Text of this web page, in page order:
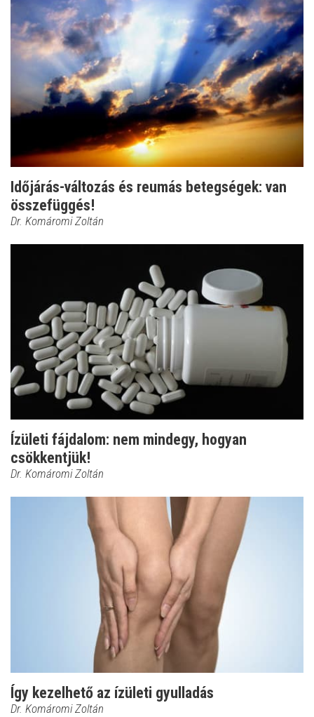
Időjárás-változás és reumás betegségek: van
összefüggés!
Dr. Komáromi Zoltán
Ízületi fájdalom: nem mindegy, hogyan
csökkentjük!
Dr. Komáromi Zoltán
Így kezelhető az ízületi gyulladás
Dr. Komáromi Zoltán